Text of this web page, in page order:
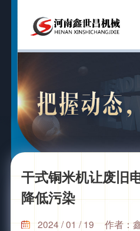
干式铜米机让废旧
降低污染
2024 / 01 / 19 作者：